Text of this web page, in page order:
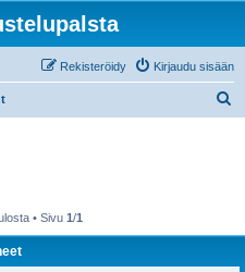
Kirjaudu sisään
Rekisteröidy
• Sivu 1/1